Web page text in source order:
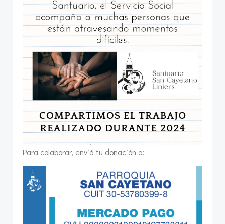
Para colaborar, enviá tu donación a: